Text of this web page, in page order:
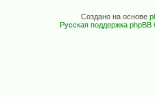
Создано на основе
Русская поддержка phpBB